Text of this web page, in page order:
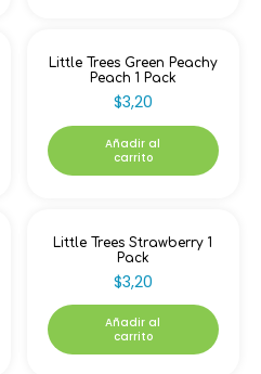
Little Trees Green Peachy
Peach 1 Pack
$3,20
Añadir al
carrito
Little Trees Strawberry 1
Pack
$3,20
Añadir al
carrito